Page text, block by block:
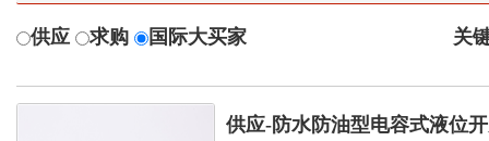
供应 求购 国际大买家 关
供应-防水防油型电容式液位